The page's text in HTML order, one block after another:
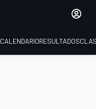
CALENDARIORESULTADOS